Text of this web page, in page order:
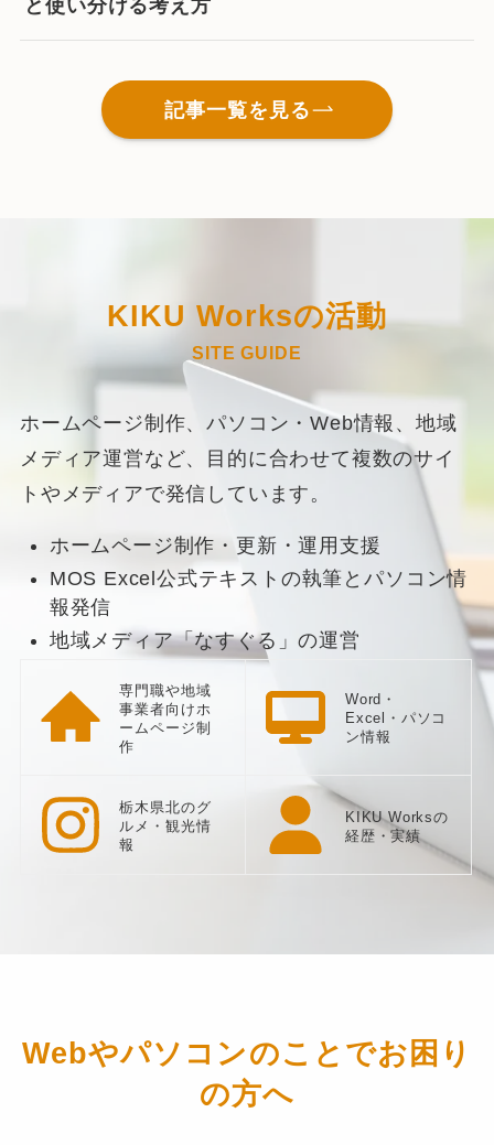
と使い分ける考え方
記事一覧を見る
KIKU Worksの活動
SITE GUIDE
ホームページ制作、パソコン・Web情報、地域
メディア運営など、目的に合わせて複数のサイ
トやメディアで発信しています。
ホームページ制作・更新・運用支援
MOS Excel公式テキストの執筆とパソコン情
報発信
地域メディア「なすぐる」の運営
専門職や地域
事業者向けホ
ームページ制
作
Word・
Excel・パソコ
ン情報
栃木県北のグ
ルメ・観光情
報
KIKU Worksの
経歴・実績
Webやパソコンのことでお困り
の方へ